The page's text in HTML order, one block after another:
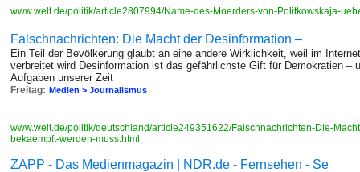
www.welt.de/politik/article2807994/Name-des-Moerders-von-Politkowskaja-
Falschnachrichten: Die Macht der Desinformation –
Ein Teil der Bevölkerung glaubt an eine andere Wirklichkeit, weil im
verbreitet wird Desinformation ist das gefährlichste Gift für Demokratien –
Aufgaben unserer Zeit
Freitag: Medien > Journalismus
www.welt.de/politik/deutschland/article249351622/Falschnachrichten-Die-
bekaempft-werden-muss.html
ZAPP - Das Medienmagazin | NDR.de - Fernsehen - Se